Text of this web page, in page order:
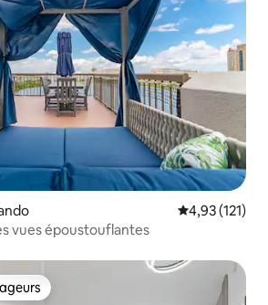
Note
4,93 (121)
vues époustouflantes